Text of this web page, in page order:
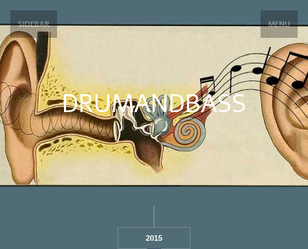
SIDEBAR MENU
DRUMANDBASS
2015